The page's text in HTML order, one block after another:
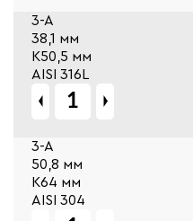
3-A
38,1 мм
К50,5 мм
AISI 316L
3-A
50,8 мм
К64 мм
AISI 304